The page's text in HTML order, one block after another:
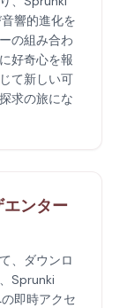
響的進化を
の組み合わ
好奇心を報
て新しい可
求の旅にな
ンター
、ダウンロ
Sprunki
即時アクセ